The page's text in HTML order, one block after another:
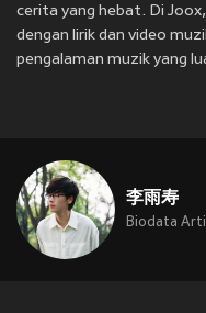
cerita yang hebat. Di
dengan lirik dan video
pengalaman muzik yang
李雨寿
Biodata